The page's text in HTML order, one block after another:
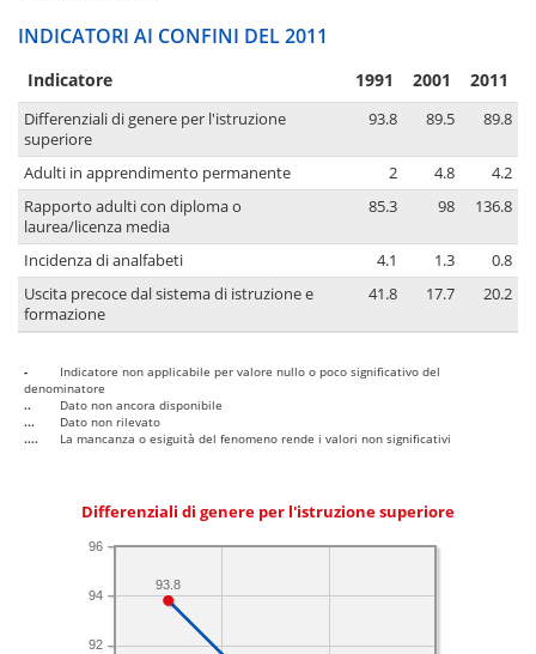
INDICATORI AI CONFINI DEL 2011
Indicatore 1991 2001 2011
Differenziali di genere per l'istruzione
superiore
93.8 89.5 89.8
Adulti in apprendimento permanente 2 4.8
4.2
Rapporto adulti con diploma o
laurea/licenza media
85.3 98 136.8
Incidenza di analfabeti 4.1 1.3
0.8
Uscita precoce dal sistema di istruzione e
formazione
41.8 17.7 20.2
-
Indicatore non applicabile per valore nullo o poco significativo del
denominatore
..
Dato non ancora disponibile
...
Dato non rilevato
....
La mancanza o esiguità del fenomeno rende i valori non significativi
Differenziali di genere per l'istruzione superiore
92
94
96
93.8